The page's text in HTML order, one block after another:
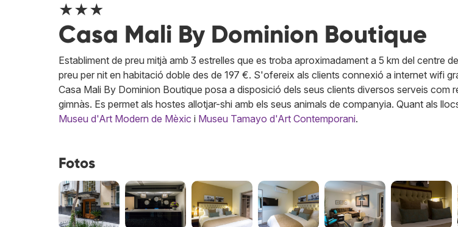
★★★
Casa Mali By Dominion Boutique
Establiment de preu mitjà amb 3 estrelles que es troba aproximadament a 5 km del centre
preu per nit en habitació doble des de 197 €. S'ofereix als clients connexió a internet wifi
Casa Mali By Dominion Boutique posa a disposició dels seus clients diversos serveis com
gimnàs. Es permet als hostes allotjar-shi amb els seus animals de companyia. Quant als
Museu d'Art Modern de Mèxic i Museu Tamayo d'Art Contemporani.
Fotos